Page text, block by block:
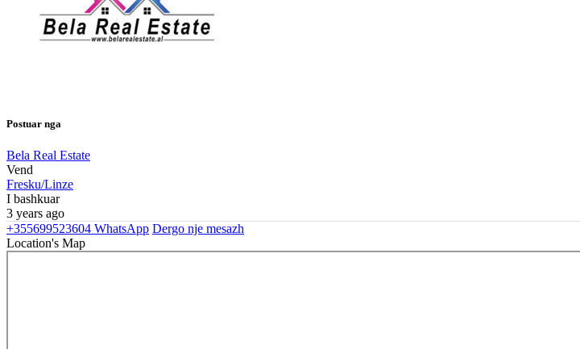
Postuar nga
Bela Real Estate
Vend
Fresku/Linze
I bashkuar
3 years ago
+355699523604 WhatsApp Dergo nje mesazh
Location's Map